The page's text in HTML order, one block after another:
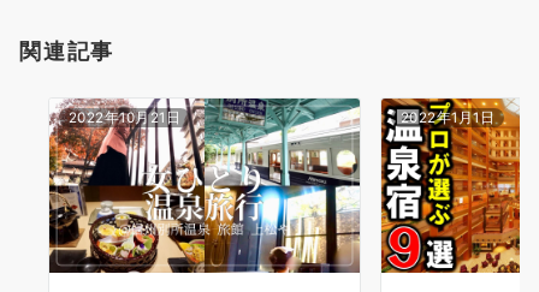
関連記事
2022年10月21日 2022年1月1日